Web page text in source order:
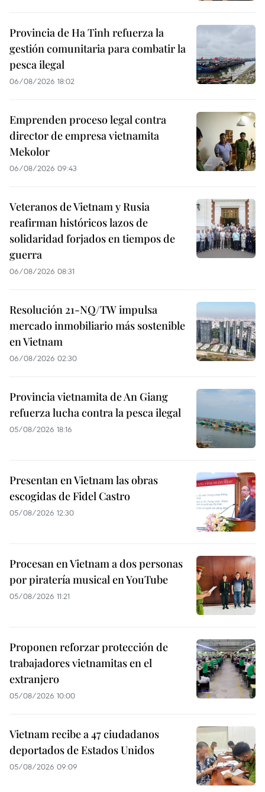
Provincia de Ha Tinh refuerza la
gestión comunitaria para combatir la
pesca ilegal
06/08/2026 18:02
Emprenden proceso legal contra
director de empresa vietnamita
Mekolor
06/08/2026 09:43
Veteranos de Vietnam y Rusia
reafirman históricos lazos de
solidaridad forjados en tiempos de
guerra
06/08/2026 08:31
Resolución 21-NQ/TW impulsa
mercado inmobiliario más sostenible
en Vietnam
06/08/2026 02:30
Provincia vietnamita de An Giang
refuerza lucha contra la pesca ilegal
05/08/2026 18:16
Presentan en Vietnam las obras
escogidas de Fidel Castro
05/08/2026 12:30
Procesan en Vietnam a dos personas
por piratería musical en YouTube
05/08/2026 11:21
Proponen reforzar protección de
trabajadores vietnamitas en el
extranjero
05/08/2026 10:00
Vietnam recibe a 47 ciudadanos
deportados de Estados Unidos
05/08/2026 09:09